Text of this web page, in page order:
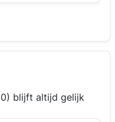
blijft altijd gelijk